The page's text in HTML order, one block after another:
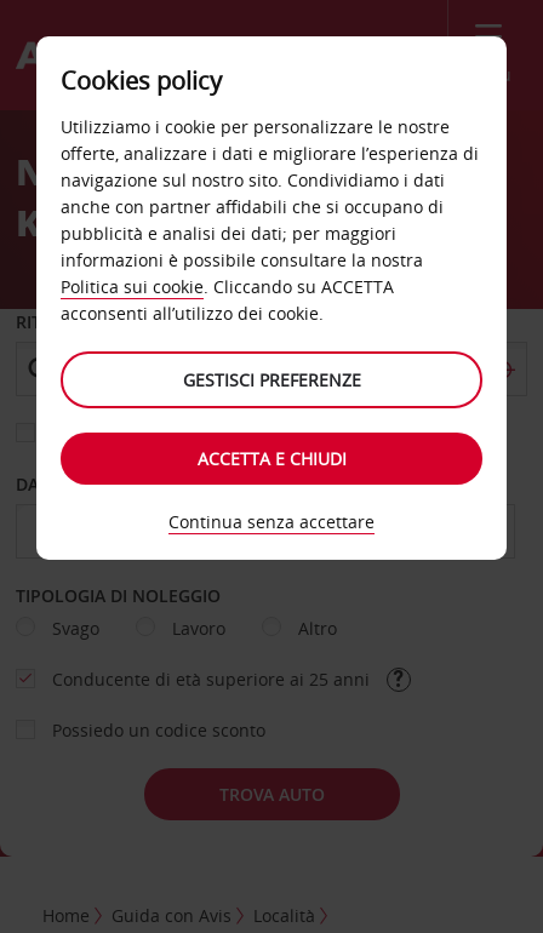
Menù
Welcome
AvisNoleggio auto Bad
Kissingen
RITIRO DA
Scegli una località di riconsegna diversa
DAL GIORNO AL GIORNO
TIPOLOGIA DI NOLEGGIO
Svago
Lavoro Altro
Conducente di età superiore ai 25 anni
Possiedo un codice sconto
TROVA AUTO
Home Guida con Avis
Località
Cookies policy
Utilizziamo i cookie per personalizzare le nostre
offerte, analizzare i dati e migliorare l’esperienza di
navigazione sul nostro sito. Condividiamo i dati
anche con partner affidabili che si occupano di
pubblicità e analisi dei dati; per maggiori
informazioni è possibile consultare la nostra
Politica sui cookie. Cliccando su ACCETTA
acconsenti all’utilizzo dei cookie.
GESTISCI PREFERENZE
ACCETTA E CHIUDI
Continua senza accettare